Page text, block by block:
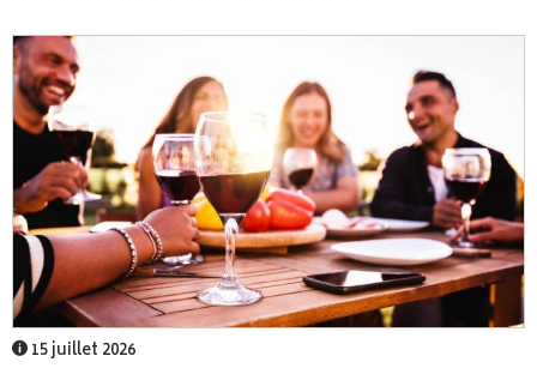
15 juillet 2026